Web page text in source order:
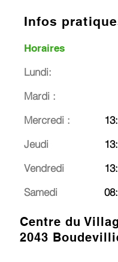
Infos
Horaires
Lundi:
Mardi :
Mercredi :
Jeudi
Vendredi
Samedi
Centre du
2043